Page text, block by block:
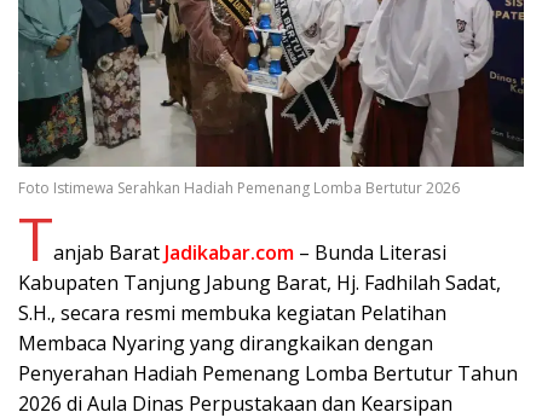
Foto Istimewa Serahkan Hadiah Pemenang Lomba Bertutur 2026
Tanjab Barat Jadikabar.com – Bunda Literasi
Kabupaten Tanjung Jabung Barat, Hj. Fadhilah Sadat,
S.H., secara resmi membuka kegiatan Pelatihan
Membaca Nyaring yang dirangkaikan dengan
Penyerahan Hadiah Pemenang Lomba Bertutur Tahun
2026 di Aula Dinas Perpustakaan dan Kearsipan